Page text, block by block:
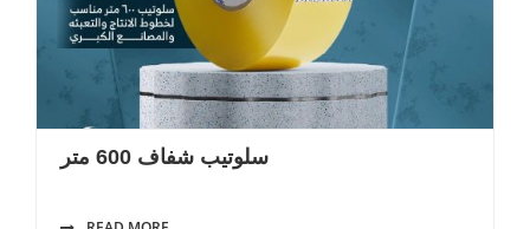
سلوتيب شفاف 600 متر